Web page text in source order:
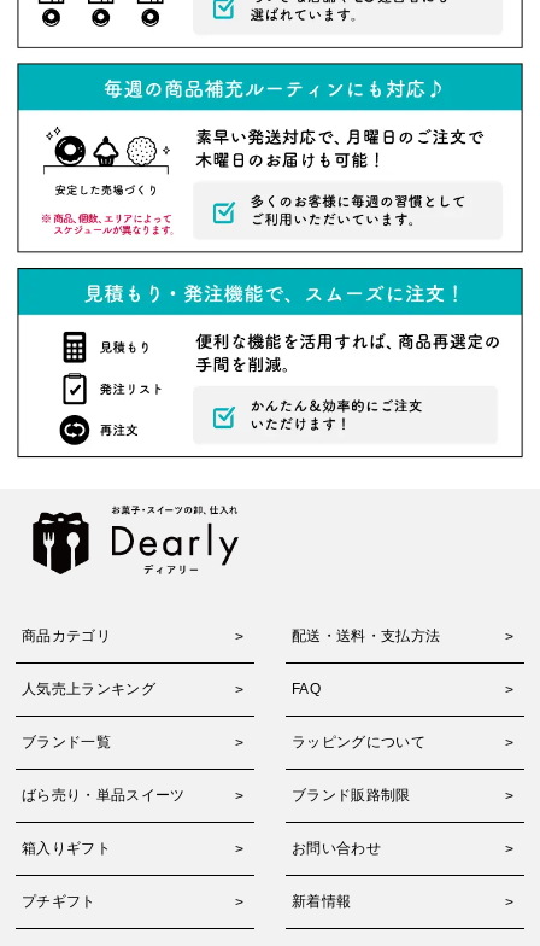
商品カテゴリ 配送・送料・支払方法
人気売上ランキング FAQ
ブランド一覧 ラッピングについて
ばら売り・単品スイーツ ブランド販路制限
箱入りギフト お問い合わせ
プチギフト 新着情報